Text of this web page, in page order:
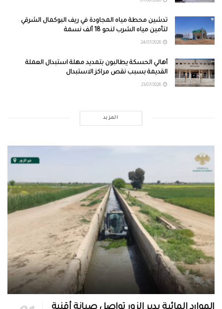
تدشين محطة مياه المجاودة في ريف البوكمال الشرقي
لتأمين مياه الشرب لنحو 18 ألف نسمة
أهالي الحسكة يطالبون بتمديد مهلة استبدال العملة
القديمة بسبب نقص مراكز الاستبدال
المزيد